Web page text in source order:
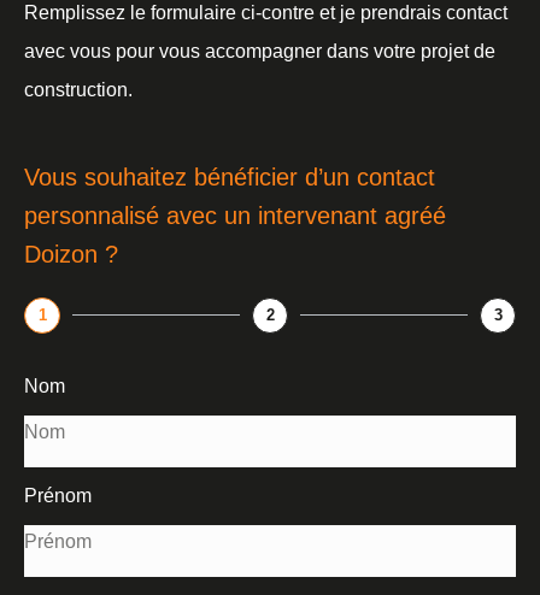
Remplissez le formulaire ci-contre et je prendrais contact
avec vous pour vous accompagner dans votre projet de
construction.
Vous souhaitez bénéficier d’un contact
personnalisé avec un intervenant agréé
Doizon ?
1 2 3
Nom
Prénom